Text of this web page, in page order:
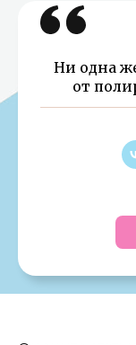
Ни одна
от